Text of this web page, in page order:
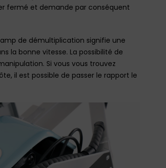
fermé et demande par conséquent
de démultiplication signifie une
la bonne vitesse. La possibilité de
Si vous vous trouvez
il est possible de passer le rapport le